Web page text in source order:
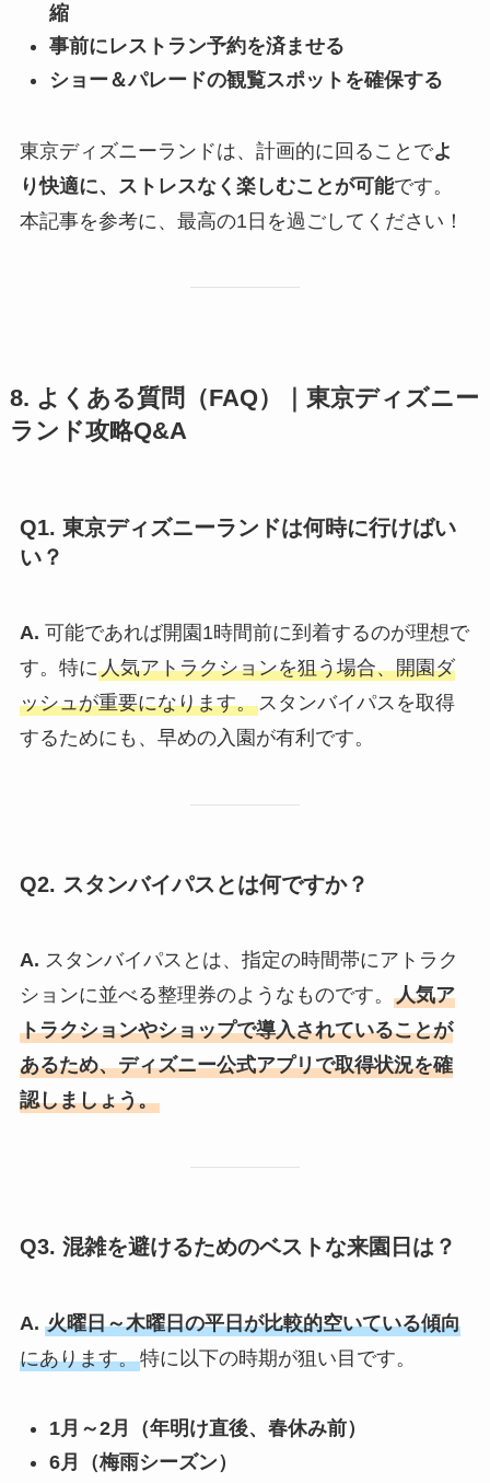
縮
事前にレストラン予約を済ませる
ショー＆パレードの観覧スポットを確保する
東京ディズニーランドは、計画的に回ることでよ
り快適に、ストレスなく楽しむことが可能です。
本記事を参考に、最高の1日を過ごしてください！
8. よくある質問（FAQ）｜東京ディズニー
ランド攻略Q&A
Q1. 東京ディズニーランドは何時に行けばい
い？
A. 可能であれば開園1時間前に到着するのが理想で
す。特に人気アトラクションを狙う場合、開園ダ
ッシュが重要になります。スタンバイパスを取得
するためにも、早めの入園が有利です。
Q2. スタンバイパスとは何ですか？
A. スタンバイパスとは、指定の時間帯にアトラク
ションに並べる整理券のようなものです。 人気ア
トラクションやショップで導入されていることが
あるため、ディズニー公式アプリで取得状況を確
認しましょう。
Q3. 混雑を避けるためのベストな来園日は？
A. 火曜日～木曜日の平日が比較的空いている傾向
にあります。特に以下の時期が狙い目です。
1月～2月（年明け直後、春休み前）
6月（梅雨シーズン）